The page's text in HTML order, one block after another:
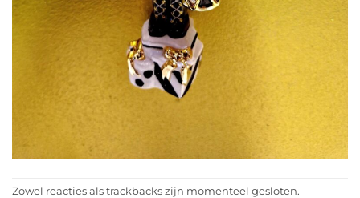
Zowel reacties als trackbacks zijn momenteel gesloten.